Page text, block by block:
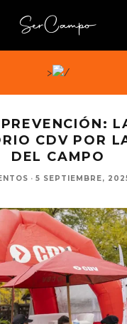
>
CDV POR
DEL CAMPO
· 5 SEPTIEMBRE,